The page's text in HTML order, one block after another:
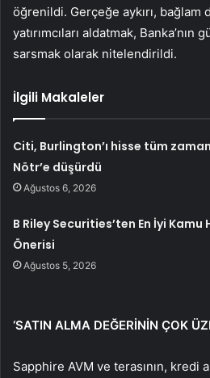
öğrenildi. Gerçeğe aykırı, bağlam
yatırımcıları aldatmak, Banka’nın
sarsmak olarak nitelendirildi.
İlgili Makaleler
Citi, Burlington’ı hisse tüm
Nötr’e düşürdü
Ağustos 6, 2026
B Riley Securities’ten En İyi
Önerisi
Ağustos 5, 2026
‘SATIN ALMA DEĞERİNİN ÇOK
Sapphire AVM ve terasının, kredi